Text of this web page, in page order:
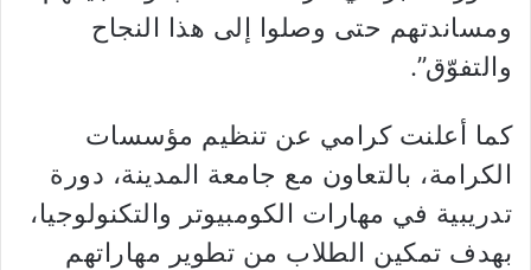
ومساندتهم حتى وصلوا إلى هذا النجاح
والتفوّق”.
كما أعلنت كرامي عن تنظيم مؤسسات
الكرامة، بالتعاون مع جامعة المدينة، دورة
تدريبية في مهارات الكومبيوتر والتكنولوجيا،
بهدف تمكين الطلاب من تطوير مهاراتهم